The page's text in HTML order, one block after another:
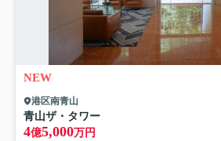
NEW
港区南青山
青山ザ・タワー
4億5,000万円